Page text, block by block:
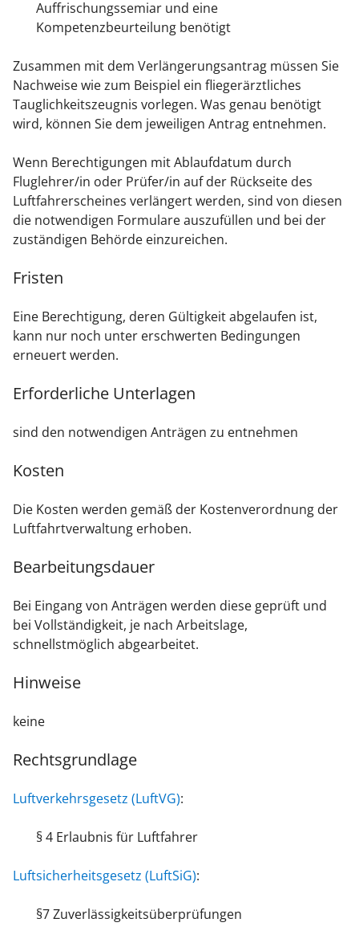
Auffrischungssemiar und eine
Kompetenzbeurteilung benötigt
Zusammen mit dem Verlängerungsantrag müssen Sie
Nachweisewie zum Beispiel ein fliegerärztliches
Tauglichkeitszeugnis vorlegen. Was genau benötigt
wird, können Sie dem jeweiligen Antrag entnehmen.
Wenn Berechtigungen mit Ablaufdatum durch
Fluglehrer/in oder Prüfer/in auf der Rückseite des
Luftfahrerscheines verlängert werden, sind von diesen
die notwendigen Formulare auszufüllen und bei der
zuständigen Behörde einzureichen.
Fristen
Eine Berechtigung, deren Gültigkeit abgelaufen ist,
kann nur noch unter erschwerten Bedingungen
erneuert werden.
Erforderliche Unterlagen
sind den notwendigen Anträgen zu entnehmen
Kosten
Die Kosten werden gemäß der Kostenverordnung der
Luftfahrtverwaltung erhoben.
Bearbeitungsdauer
Bei Eingang von Anträgen werden diese geprüft und
bei Vollständigkeit, je nach Arbeitslage,
schnellstmöglich abgearbeitet.
Hinweise
keine
Rechtsgrundlage
Luftverkehrsgesetz (LuftVG):
§ 4 Erlaubnis für Luftfahrer
Luftsicherheitsgesetz (LuftSiG):
§7 Zuverlässigkeitsüberprüfungen